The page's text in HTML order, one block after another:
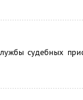
судебных